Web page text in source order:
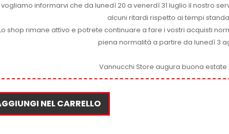
vogliamo informarvi che da lunedì 20 a venerdì 31 luglio il nostro
alcuni ritardi rispetto ai tempi
shop rimane attivo e potrete continuare a fare i vostri acquisti
piena normalità a partire da lunedì 3
Vannucchi Store augura buona estate
NEL CARRELLO